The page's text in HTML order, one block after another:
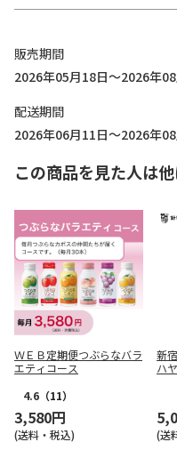
販売期間
2026年05月18日～2026年
配送期間
2026年06月11日～2026年
この商品を見た人は
ＷＥＢ定期便つぶらなバラ
エティコース
4.6 （11）
3,580円
(送料・税込)
新
ハ
(送